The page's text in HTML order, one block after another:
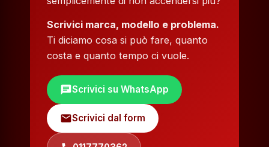
Scrivici marca, modello e problema.
Ti diciamo cosa si può fare, quanto
costa e quanto tempo ci vuole.
chatScrivici su WhatsApp
mailScrivici dal form